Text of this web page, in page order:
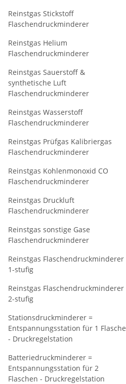
Reinstgas Stickstoff
Flaschendruckminderer
Reinstgas Helium
Flaschendruckminderer
Reinstgas Sauerstoff &
synthetische Luft
Flaschendruckminderer
Reinstgas Wasserstoff
Flaschendruckminderer
Reinstgas Prüfgas Kalibriergas
Flaschendruckminderer
Reinstgas Kohlenmonoxid CO
Flaschendruckminderer
Reinstgas Druckluft
Flaschendruckminderer
Reinstgas sonstige Gase
Flaschendruckminderer
Reinstgas Flaschendruckminderer
1-stufig
Reinstgas Flaschendruckminderer
2-stufig
Stationsdruckminderer =
Entspannungsstation für 1 Flasche
- Druckregelstation
Batteriedruckminderer =
Entspannungsstation für 2
Flaschen - Druckregelstation